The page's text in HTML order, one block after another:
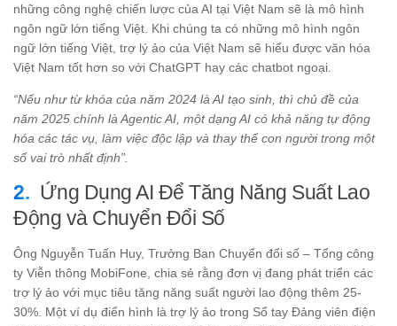
những công nghệ chiến lược của AI tại Việt Nam sẽ là mô hình
ngôn ngữ lớn tiếng Việt. Khi chúng ta có những mô hình ngôn
ngữ lớn tiếng Việt, trợ lý ảo của Việt Nam sẽ hiểu được văn hóa
Việt Nam tốt hơn so với ChatGPT hay các chatbot ngoại.
“Nếu như từ khóa của năm 2024 là AI tạo sinh, thì chủ đề của
năm 2025 chính là Agentic AI, một dạng AI có khả năng tự động
hóa các tác vụ, làm việc độc lập và thay thế con người trong một
số vai trò nhất định”.
Ứng Dụng AI Để Tăng Năng Suất Lao
Động và Chuyển Đổi Số
Ông Nguyễn Tuấn Huy, Trưởng Ban Chuyển đổi số – Tổng công
ty Viễn thông MobiFone, chia sẻ rằng đơn vị đang phát triển các
trợ lý ảo với mục tiêu tăng năng suất người lao động thêm 25-
30%. Một ví dụ điển hình là trợ lý ảo trong Sổ tay Đảng viên điện